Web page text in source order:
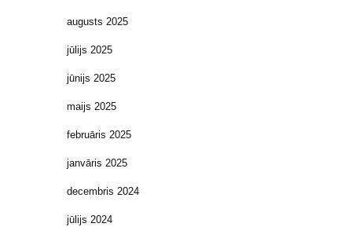
augusts 2025
jūlijs 2025
jūnijs 2025
maijs 2025
februāris 2025
janvāris 2025
decembris 2024
jūlijs 2024